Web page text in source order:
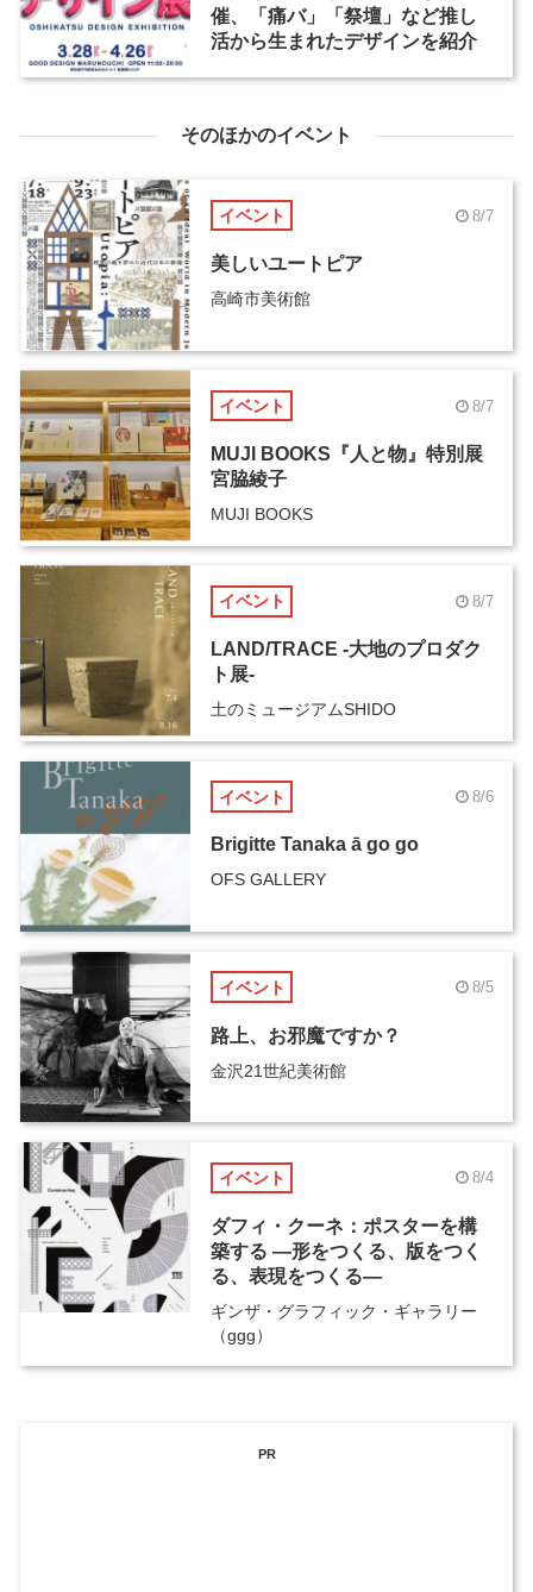
催、「痛バ」「祭壇」など推し
活から生まれたデザインを紹介
そのほかのイベント
イベント 8/7
美しいユートピア
高崎市美術館
イベント 8/7
MUJI BOOKS『人と物』特別展
宮脇綾子
MUJI BOOKS
イベント 8/7
LAND/TRACE -大地のプロダク
ト展-
土のミュージアムSHIDO
イベント 8/6
Brigitte Tanaka ā go go
OFS GALLERY
イベント 8/5
路上、お邪魔ですか？
金沢21世紀美術館
イベント 8/4
ダフィ・クーネ：ポスターを構
築する ―形をつくる、版をつく
る、表現をつくる―
ギンザ・グラフィック・ギャラリー
（ggg）
PR